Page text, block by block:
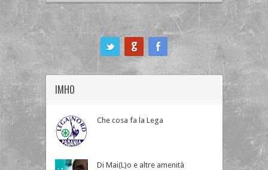
IMHO
Che cosa fa la Lega
Di Mai(L)o e altre amenità